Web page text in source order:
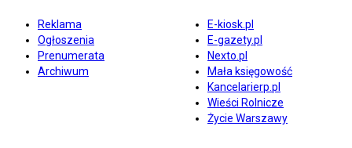
Reklama
Ogłoszenia
Prenumerata
Archiwum
E-kiosk.pl
E-gazety.pl
Nexto.pl
Mała księgowość
Kancelarierp.pl
Wieści Rolnicze
Życie Warszawy